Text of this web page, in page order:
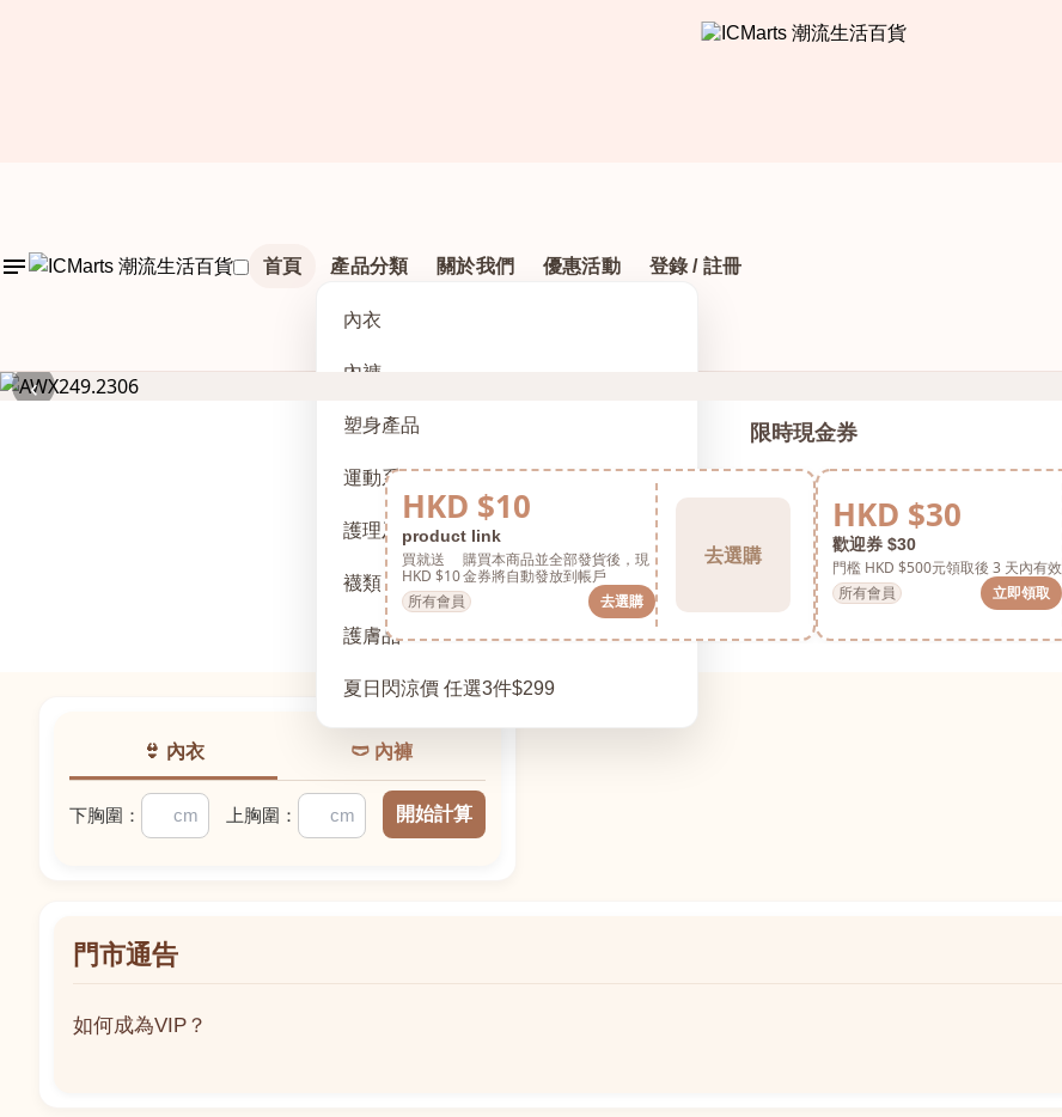
首頁 產品分類
內衣
內褲
塑身產品
運動系列
護理及配件
襪類
護膚品
夏日閃涼價 任選3件$299
關於我們 優惠活動 登錄 / 註冊
‹
限時現金券
HKD $10
product link
買就送
HKD $10
購買本商品並全部發貨後，現
金券將自動發放到帳戶
所有會員
去選購
去選購
HKD $30
歡迎券 $30
門檻 HKD $500元領取後 3 天內有效
所有會員
立即領取
👙 內衣 🩲 內褲
下胸圍： 上胸圍： 開始計算
門市通告
如何成為VIP？